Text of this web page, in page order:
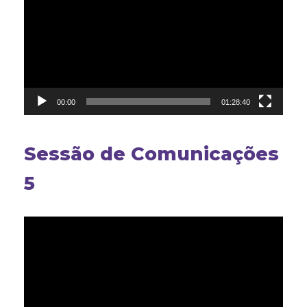
00:00 01:28:40
Sessão de Comunicações
5